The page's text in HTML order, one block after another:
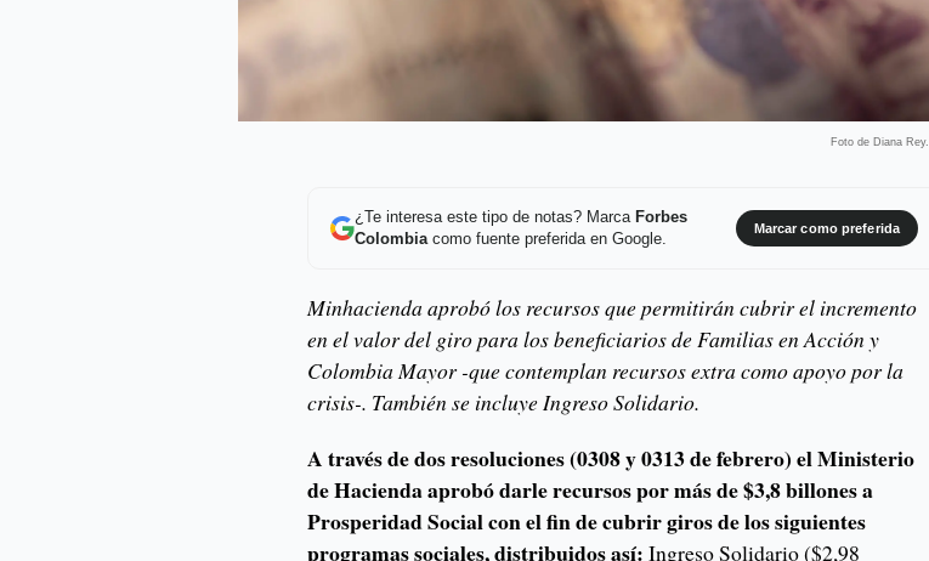
Foto de Diana Rey.
¿Te interesa este tipo de notas? Marca Forbes
Colombiacomo fuente preferida en Google.
Marcar como preferida
Minhacienda aprobó los recursos que permitirán cubrir el incremento
en el valor del giro para los beneficiarios de Familias en Acción y
Colombia Mayor -que contemplan recursos extra como apoyo por la
crisis-. También se incluye Ingreso Solidario.
A través de dos resoluciones (0308 y 0313 de febrero) el Ministerio
de Hacienda aprobó darle recursos por más de $3,8 billones a
Prosperidad Social con el fin de cubrir giros de los siguientes
programas sociales, distribuidos así: Ingreso Solidario ($2,98